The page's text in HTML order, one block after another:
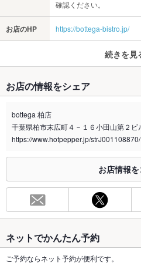
確認ください。
お店のHP https://bottega-bistro.jp/
続きを見
禁煙・喫煙
全席禁煙
喫煙専用室 あり
お席
総席数
130席( 80名様以上の貸切
い。)
最大宴会収
130人(立食の場合 着席に
お店の情報をシェア
bottega 柏店
千葉県柏市末広町４－１６小田山第２ビ
https://www.hotpepper.jp/strJ001108870/
お店情報
ネットでかんたん予約
ご予約ならネット予約が便利です。